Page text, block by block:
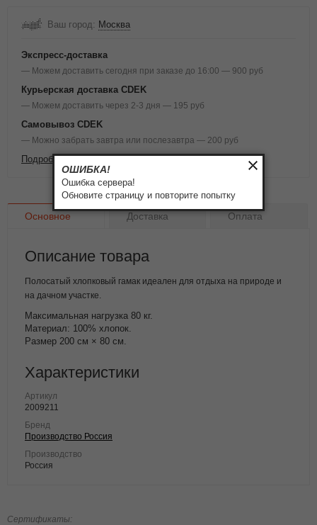
Ваш город: Москва
Экспресс-доставка
— Можем доставить сегодня при заказе до 16:00 — 900 руб
Курьерская доставка CDEK
— Можем доставить через 2-3 дня — 195 руб
Самовывоз CDEK
— Можно забрать завтра или послезавтра — 200 руб
Подробнее о доставке и оплате
Основное Доставка Оплата
Описание товара
Полосатый хлопковый гамак идеален для отдыха на природе и
на дачном участке.
Максимальная нагрузка 80 кг.
Материал: 100% хлопок.
Размер 200 см × 80 см.
Характеристики
Артикул
2009211
Бренд
Производство Россия
Производство
Россия
Сертификаты:
ОШИБКА!
Ошибка сервера!
Обновите страницу и повторите попытку